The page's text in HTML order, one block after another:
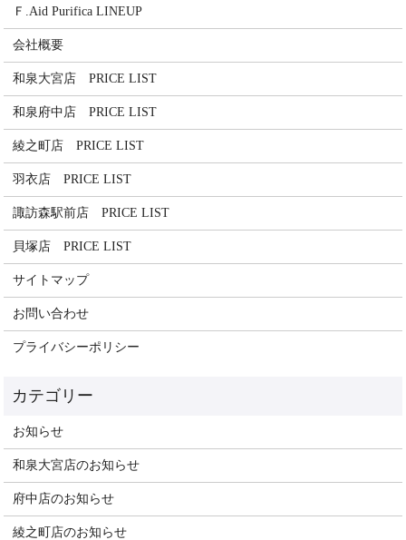
Ｆ.Aid Purifica LINEUP
会社概要
和泉大宮店 PRICE LIST
和泉府中店 PRICE LIST
綾之町店 PRICE LIST
羽衣店 PRICE LIST
諏訪森駅前店 PRICE LIST
貝塚店 PRICE LIST
サイトマップ
お問い合わせ
プライバシーポリシー
お知らせ
和泉大宮店のお知らせ
府中店のお知らせ
綾之町店のお知らせ